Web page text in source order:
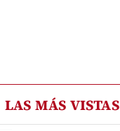
LAS MÁS VISTAS